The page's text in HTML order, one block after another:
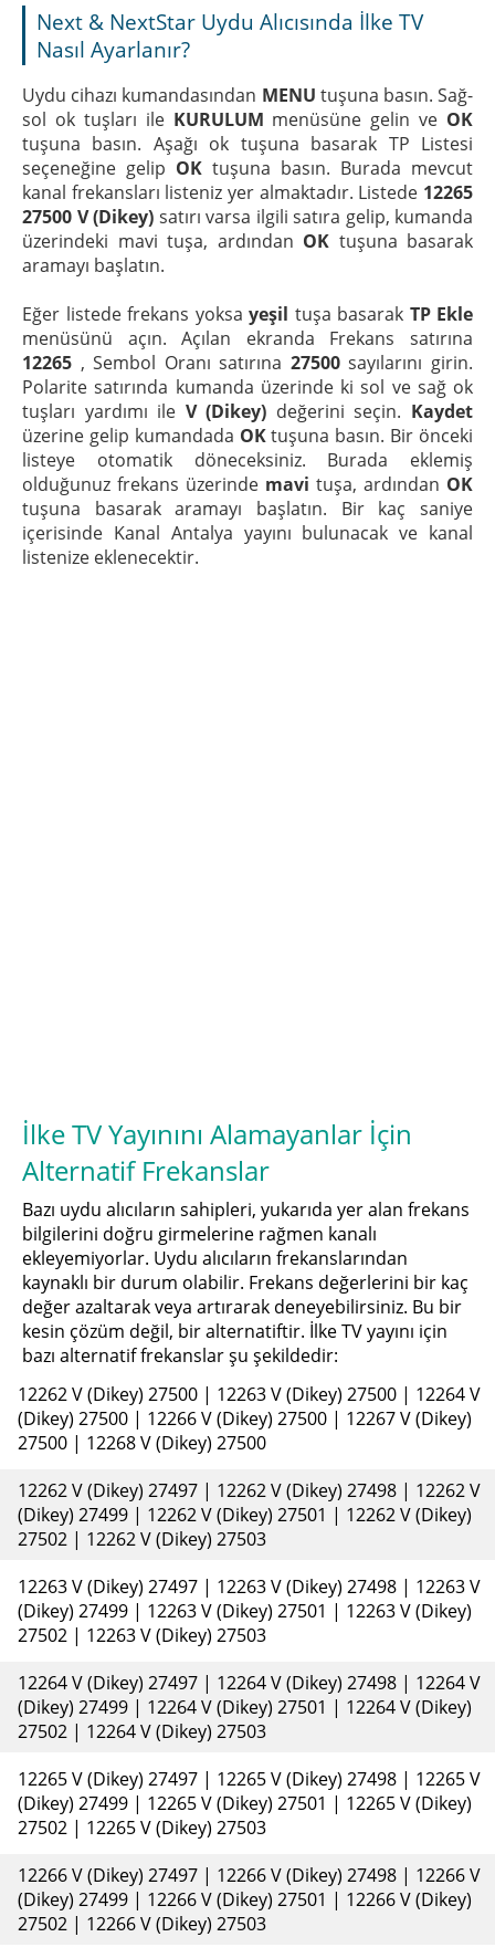
Next & NextStar Uydu Alıcısında İlke TV
Nasıl Ayarlanır?
Uydu cihazı kumandasından MENU tuşuna basın. Sağ-
sol ok tuşları ile KURULUM menüsüne gelin ve OK
tuşuna basın. Aşağı ok tuşuna basarak TP Listesi
seçeneğine gelip OK tuşuna basın. Burada mevcut
kanal frekansları listeniz yer almaktadır. Listede 12265
27500 V (Dikey) satırı varsa ilgili satıra gelip, kumanda
üzerindeki mavi tuşa, ardından OK tuşuna basarak
aramayı başlatın.
Eğer listede frekans yoksa yeşil tuşa basarak TP Ekle
menüsünü açın. Açılan ekranda Frekans satırına
12265 , Sembol Oranı satırına 27500sayılarını girin.
Polarite satırında kumanda üzerinde ki sol ve sağ ok
tuşları yardımı ile V (Dikey) değerini seçin. Kaydet
üzerine gelip kumandada OKtuşuna basın. Bir önceki
listeye otomatik döneceksiniz. Burada eklemiş
olduğunuz frekans üzerinde mavi tuşa, ardından OK
tuşuna basarak aramayı başlatın. Bir kaç saniye
içerisinde Kanal Antalya yayını bulunacak ve kanal
listenize eklenecektir.
İlke TV Yayınını Alamayanlar İçin
Alternatif Frekanslar
Bazı uydu alıcıların sahipleri, yukarıda yer alan frekans
bilgilerini doğru girmelerine rağmen kanalı
ekleyemiyorlar. Uydu alıcıların frekanslarından
kaynaklı bir durum olabilir. Frekans değerlerini bir kaç
değer azaltarak veya artırarak deneyebilirsiniz. Bu bir
kesin çözüm değil, bir alternatiftir. İlke TV yayını için
bazı alternatif frekanslar şu şekildedir:
12262 V (Dikey) 27500 | 12263 V (Dikey) 27500 | 12264 V
(Dikey) 27500 | 12266 V (Dikey) 27500 | 12267 V (Dikey)
27500 | 12268 V (Dikey) 27500
12262 V (Dikey) 27497 | 12262 V (Dikey) 27498 | 12262 V
(Dikey) 27499 | 12262 V (Dikey) 27501 | 12262 V (Dikey)
27502 | 12262 V (Dikey) 27503
12263 V (Dikey) 27497 | 12263 V (Dikey) 27498 | 12263 V
(Dikey) 27499 | 12263 V (Dikey) 27501 | 12263 V (Dikey)
27502 | 12263 V (Dikey) 27503
12264 V (Dikey) 27497 | 12264 V (Dikey) 27498 | 12264 V
(Dikey) 27499 | 12264 V (Dikey) 27501 | 12264 V (Dikey)
27502 | 12264 V (Dikey) 27503
12265 V (Dikey) 27497 | 12265 V (Dikey) 27498 | 12265 V
(Dikey) 27499 | 12265 V (Dikey) 27501 | 12265 V (Dikey)
27502 | 12265 V (Dikey) 27503
12266 V (Dikey) 27497 | 12266 V (Dikey) 27498 | 12266 V
(Dikey) 27499 | 12266 V (Dikey) 27501 | 12266 V (Dikey)
27502 | 12266 V (Dikey) 27503